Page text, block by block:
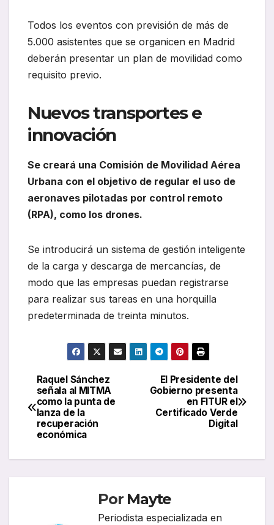
Todos los eventos con previsión de más de
5.000 asistentes que se organicen en Madrid
deberán presentar un plan de movilidad como
requisito previo.
Nuevos transportes e
innovación
Se creará una Comisión de Movilidad Aérea
Urbana con el objetivo de regular el uso de
aeronaves pilotadas por control remoto
(RPA), como los drones.
Se introducirá un sistema de gestión inteligente
de la carga y descarga de mercancías, de
modo que las empresas puedan registrarse
para realizar sus tareas en una horquilla
predeterminada de treinta minutos.
Navegación
de
entradas
El Presidente del
Gobierno presenta
en FITUR el
Certificado Verde
Digital
Raquel Sánchez
señala al MITMA
como la punta de
lanza de la
recuperación
económica
Por Mayte
Periodista especializada en